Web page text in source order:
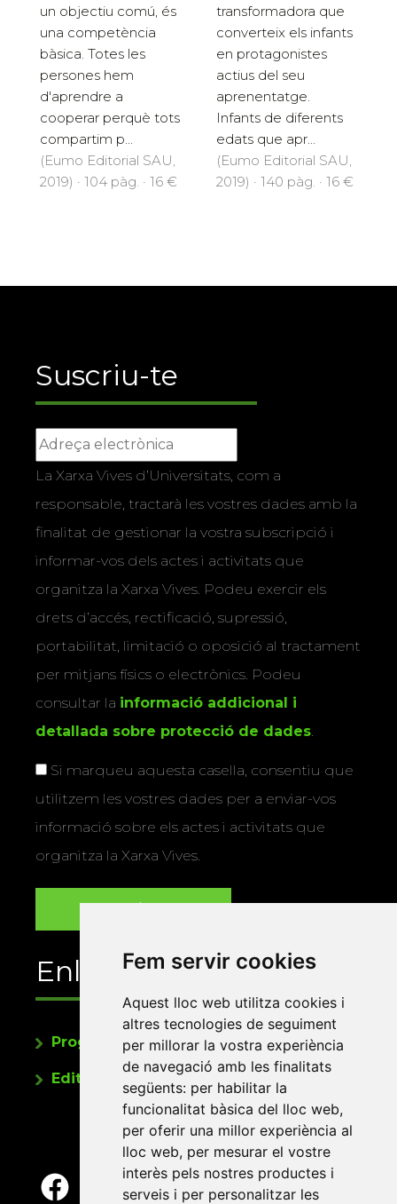
Fem servir cookies
Aquest lloc web utilitza cookies i
altres tecnologies de seguiment
per millorar la vostra experiència
de navegació amb les finalitats
següents: per habilitar la
funcionalitat bàsica del lloc web,
per oferir una millor experiència al
lloc web, per mesurar el vostre
interès pels nostres productes i
serveis i per personalitzar les
un objectiu comú, és
una competència
bàsica. Totes les
persones hem
d'aprendre a
cooperar perquè tots
compartim p...
(Eumo Editorial SAU,
2019) · 104 pàg. · 16 €
transformadora que
converteix els infants
en protagonistes
actius del seu
aprenentatge.
Infants de diferents
edats que apr...
(Eumo Editorial SAU,
2019) · 140 pàg. · 16 €
Suscriu-te
La Xarxa Vives d’Universitats, com a
responsable, tractarà les vostres dades amb la
finalitat de gestionar la vostra subscripció i
informar-vos dels actes i activitats que
organitza la Xarxa Vives. Podeu exercir els
drets d’accés, rectificació, supressió,
portabilitat, limitació o oposició al tractament
per mitjans físics o electrònics. Podeu
consultar la informació addicional i
detallada sobre protecció de dades.
Si marqueu aquesta casella, consentiu que
utilitzem les vostres dades per a enviar-vos
informació sobre els actes i activitats que
organitza la Xarxa Vives.
Enllaços
Programa de publicacions
Editorials universitàries a Twitter